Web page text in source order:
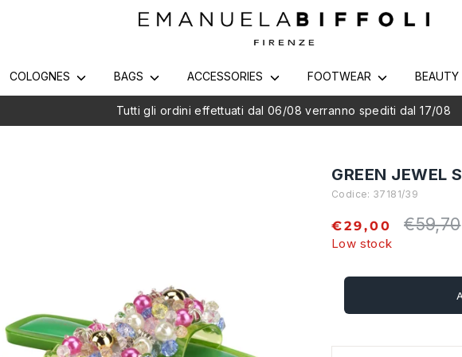
COLOGNES BAGS ACCESSORIES FOOTWEAR BEAUTY
Tutti gli ordini effettuati dal 06/08 verranno spediti dal 17/08
GREEN JEWEL
Codice: 37181/39
€29,00
Regular
€59,70
Low stock